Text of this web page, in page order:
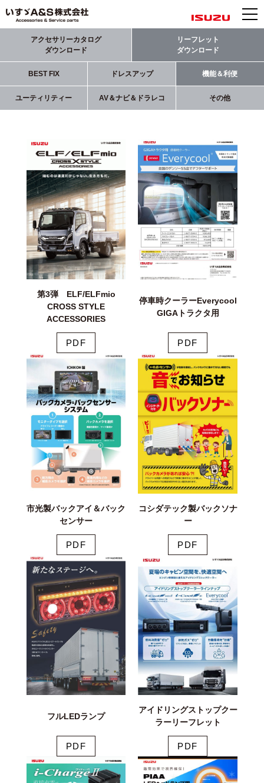
アクセサリーカタログ
ダウンロード
リーフレット
ダウンロード
BEST FIX ドレスアップ 機能＆利便
ユーティリティー AV＆ナビ＆ドラレコ その他
第3弾 ELF/ELFmio
CROSS STYLE
ACCESSORIES
PDF
停車時クーラーEverycool
GIGAトラクタ用
PDF
市光製バックアイ＆バック
センサー
PDF
コシダテック製バックソナ
ー
PDF
フルLEDランプ
PDF
アイドリングストップクー
ラーリーフレット
PDF